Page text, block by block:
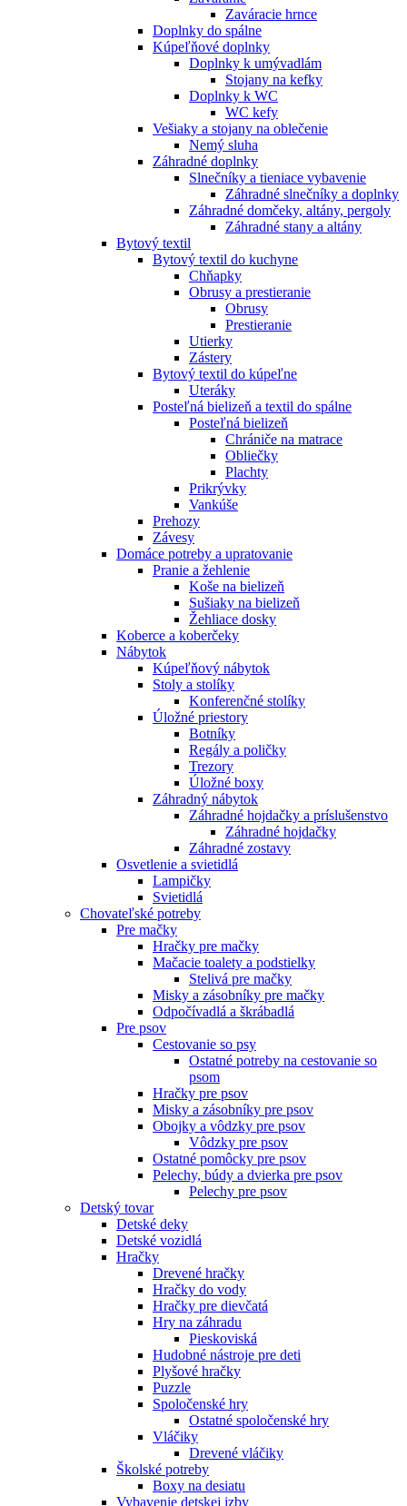
Zaváracie hrnce
Doplnky do spálne
Kúpeľňové doplnky
Doplnky k umývadlám
Stojany na kefky
Doplnky k WC
WC kefy
Vešiaky a stojany na oblečenie
Nemý sluha
Záhradné doplnky
Slnečníky a tieniace vybavenie
Záhradné slnečníky a doplnky
Záhradné domčeky, altány, pergoly
Záhradné stany a altány
Bytový textil
Bytový textil do kuchyne
Chňapky
Obrusy a prestieranie
Obrusy
Prestieranie
Utierky
Zástery
Bytový textil do kúpeľne
Uteráky
Posteľná bielizeň a textil do spálne
Posteľná bielizeň
Chrániče na matrace
Obliečky
Plachty
Prikrývky
Vankúše
Prehozy
Závesy
Domáce potreby a upratovanie
Pranie a žehlenie
Koše na bielizeň
Sušiaky na bielizeň
Žehliace dosky
Koberce a koberčeky
Nábytok
Kúpeľňový nábytok
Stoly a stolíky
Konferenčné stolíky
Úložné priestory
Botníky
Regály a poličky
Trezory
Úložné boxy
Záhradný nábytok
Záhradné hojdačky a príslušenstvo
Záhradné hojdačky
Záhradné zostavy
Osvetlenie a svietidlá
Lampičky
Svietidlá
Chovateľské potreby
Pre mačky
Hračky pre mačky
Mačacie toalety a podstielky
Stelivá pre mačky
Misky a zásobníky pre mačky
Odpočívadlá a škrábadlá
Pre psov
Cestovanie so psy
Ostatné potreby na cestovanie so
psom
Hračky pre psov
Misky a zásobníky pre psov
Obojky a vôdzky pre psov
Vôdzky pre psov
Ostatné pomôcky pre psov
Pelechy, búdy a dvierka pre psov
Pelechy pre psov
Detský tovar
Detské deky
Detské vozidlá
Hračky
Drevené hračky
Hračky do vody
Hračky pre dievčatá
Hry na záhradu
Pieskoviská
Hudobné nástroje pre deti
Plyšové hračky
Puzzle
Spoločenské hry
Ostatné spoločenské hry
Vláčiky
Drevené vláčiky
Školské potreby
Boxy na desiatu
Vybavenie detskej izby